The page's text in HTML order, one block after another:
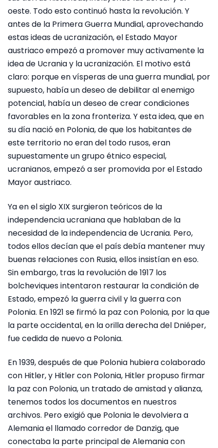
oeste. Todo esto continuó hasta la revolución. Y
antes de la Primera Guerra Mundial, aprovechando
estas ideas de ucranización, el Estado Mayor
austriaco empezó a promover muy activamente la
idea de Ucrania y la ucranización. El motivo está
claro: porque en vísperas de una guerra mundial, por
supuesto, había un deseo de debilitar al enemigo
potencial, había un deseo de crear condiciones
favorables en la zona fronteriza. Y esta idea, que en
su día nació en Polonia, de que los habitantes de
este territorio no eran del todo rusos, eran
supuestamente un grupo étnico especial,
ucranianos, empezó a ser promovida por el Estado
Mayor austriaco.
Ya en el siglo XIX surgieron teóricos de la
independencia ucraniana que hablaban de la
necesidad de la independencia de Ucrania. Pero,
todos ellos decían que el país debía mantener muy
buenas relaciones con Rusia, ellos insistían en eso.
Sin embargo, tras la revolución de 1917 los
bolcheviques intentaron restaurar la condición de
Estado, empezó la guerra civil y la guerra con
Polonia. En 1921 se firmó la paz con Polonia, por la que
la parte occidental, en la orilla derecha del Dniéper,
fue cedida de nuevo a Polonia.
En 1939, después de que Polonia hubiera colaborado
con Hitler, y Hitler con Polonia, Hitler propuso firmar
la paz con Polonia, un tratado de amistad y alianza,
tenemos todos los documentos en nuestros
archivos. Pero exigió que Polonia le devolviera a
Alemania el llamado corredor de Danzig, que
conectaba la parte principal de Alemania con